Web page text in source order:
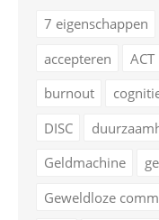
7 eigenschappen
accepteren
ACT
burnout
DISC
Geldmachine
Geweldloze